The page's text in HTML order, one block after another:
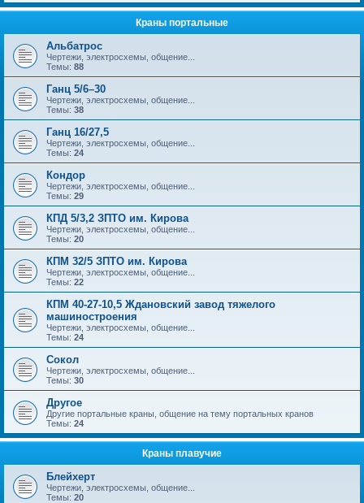
Краны портальные
Альбатрос
Чертежи, электросхемы, общение...
Темы: 88
Ганц 5/6–30
Чертежи, электросхемы, общение...
Темы: 38
Ганц 16/27,5
Чертежи, электросхемы, общение...
Темы: 24
Кондор
Чертежи, электросхемы, общение...
Темы: 29
КПД 5/3,2 ЗПТО им. Кирова
Чертежи, электросхемы, общение...
Темы: 20
КПМ 32/5 ЗПТО им. Кирова
Чертежи, электросхемы, общение...
Темы: 22
КПМ 40-27-10,5 Ждановский завод тяжелого
машиностроения
Чертежи, электросхемы, общение...
Темы: 24
Сокол
Чертежи, электросхемы, общение...
Темы: 30
Другое
Другие портальные краны, общение на тему портальных кранов
Темы: 24
Краны плавучие
Блейхерт
Чертежи, электросхемы, общение...
Темы: 20